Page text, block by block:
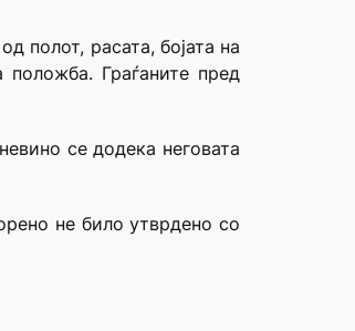
полот, расата, бојата на
положба. Граѓаните пред
се додека неговата
не било утврдено со